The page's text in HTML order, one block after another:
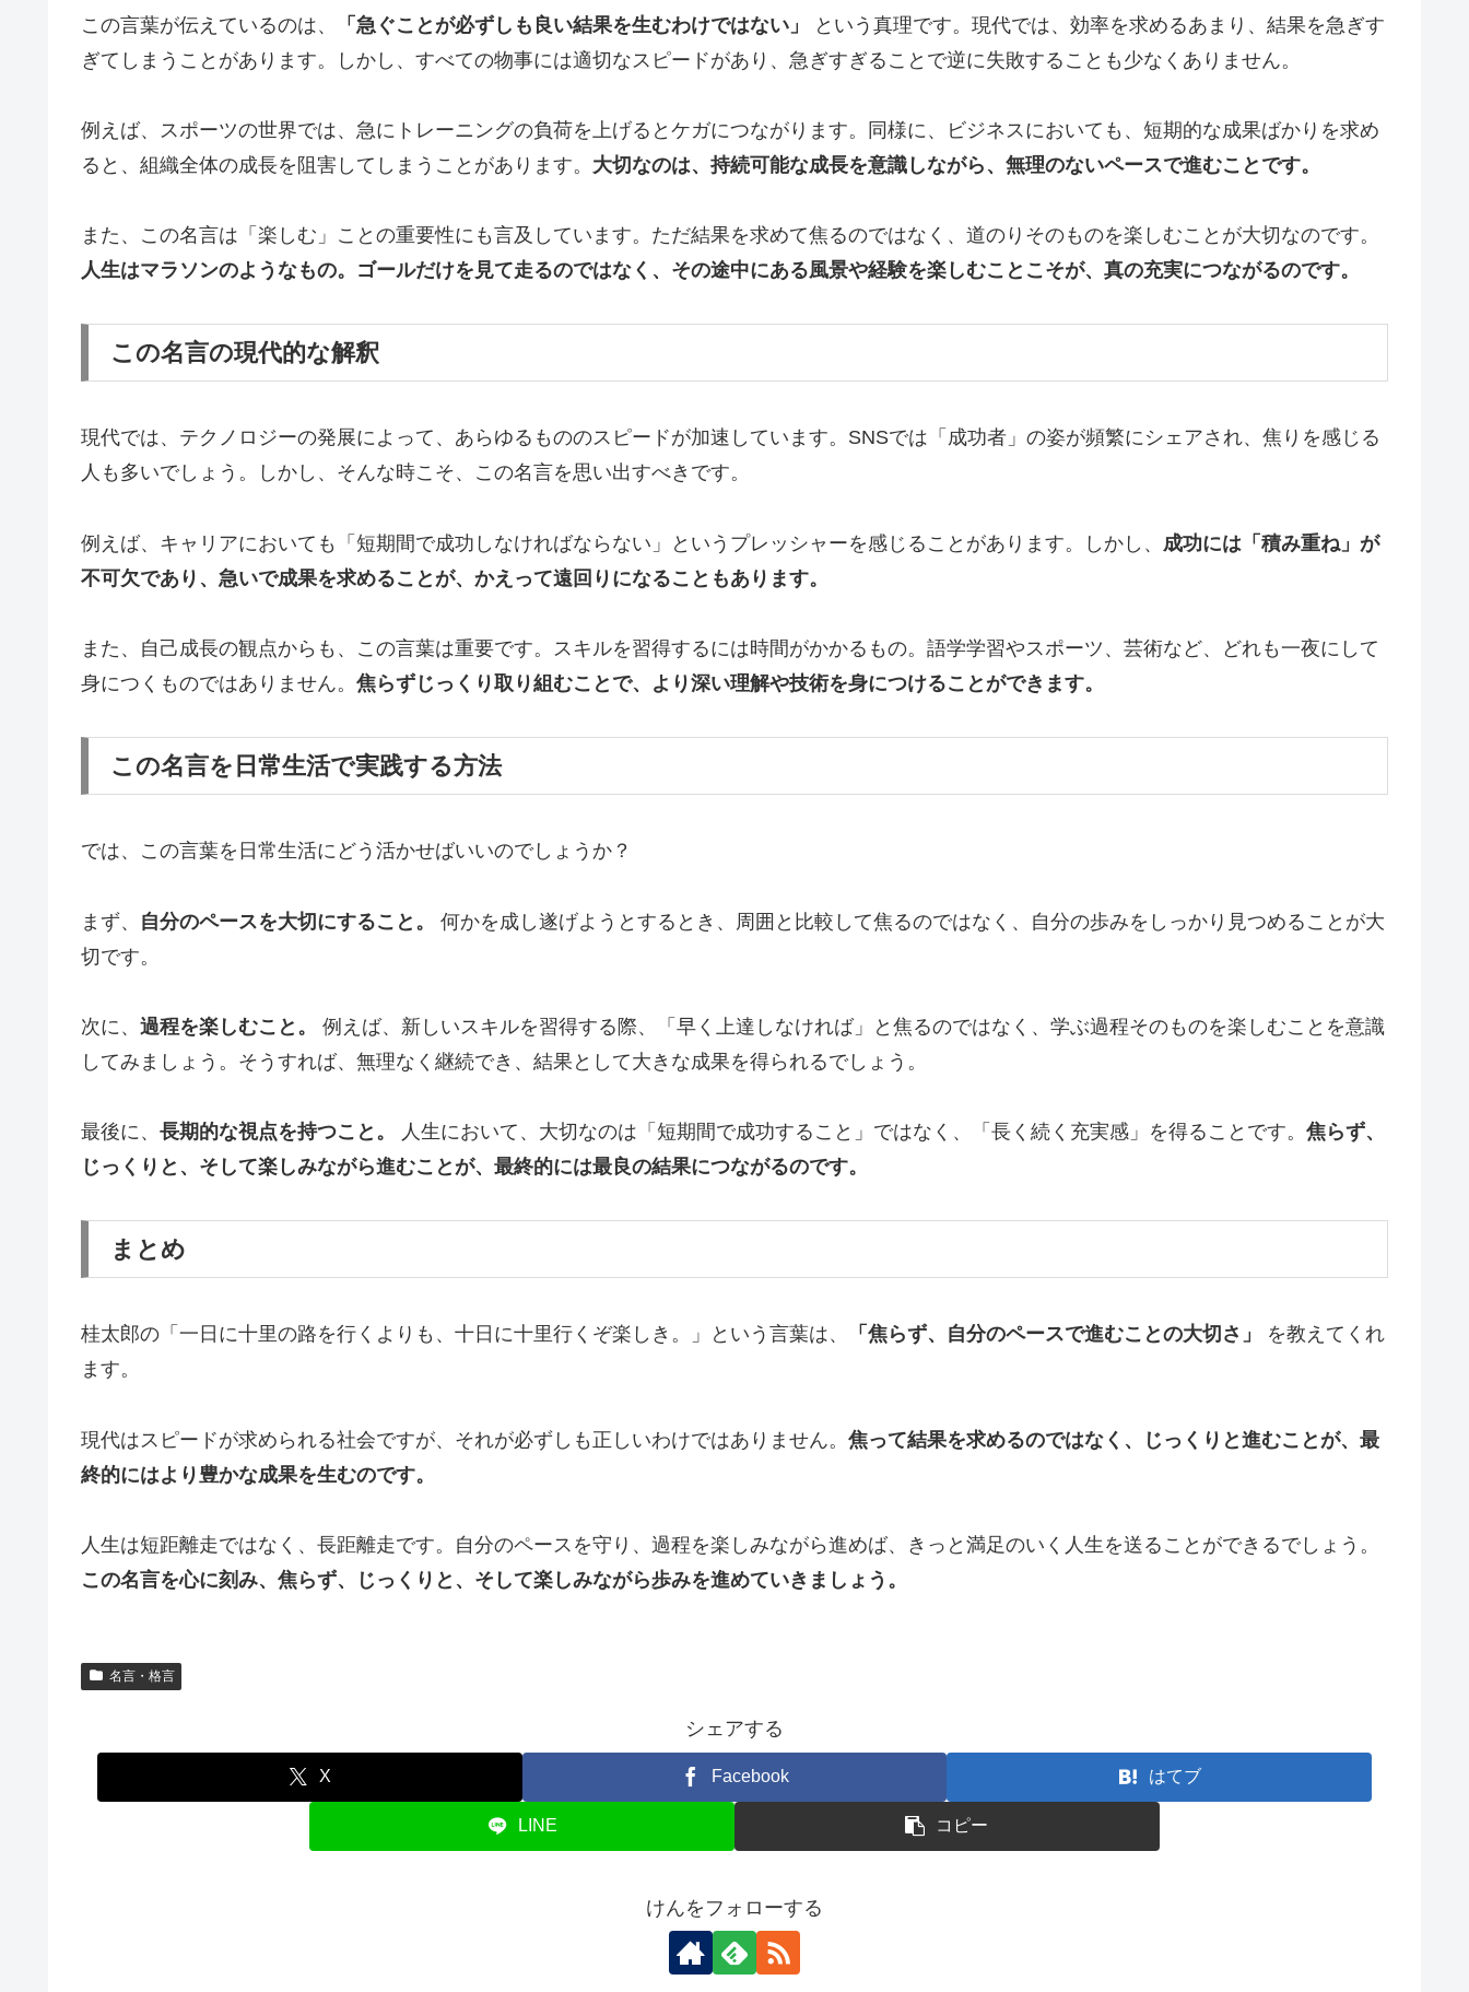
この言葉が伝えているのは、 「急ぐことが必ずしも良い結果を生むわけではない」
という真理です。現代では、効率を求めるあまり、結果を急ぎす
ぎてしまうことがあります。しかし、すべての物事には適切なスピードがあり、急ぎすぎることで逆に失敗することも少なくありません。
例えば、スポーツの世界では、急にトレーニングの負荷を上げるとケガにつながります。同様に、ビジネスにおいても、短期的な成果ばかりを求め
ると、組織全体の成長を阻害してしまうことがあります。 大切なのは、持続可能な成長を意識しながら、無理のないペースで進むことです。
また、この名言は「楽しむ」ことの重要性にも言及しています。ただ結果を求めて焦るのではなく、道のりそのものを楽しむことが大切なのです。
人生はマラソンのようなもの。ゴールだけを見て走るのではなく、その途中にある風景や経験を楽しむことこそが、真の充実につながるのです。
この名言の現代的な解釈
現代では、テクノロジーの発展によって、あらゆるもののスピードが加速しています。SNSでは「成功者」の姿が頻繁にシェアされ、焦りを感じる
人も多いでしょう。しかし、そんな時こそ、この名言を思い出すべきです。
例えば、キャリアにおいても「短期間で成功しなければならない」というプレッシャーを感じることがあります。しかし、 成功には「積み重ね」が
不可欠であり、急いで成果を求めることが、かえって遠回りになることもあります。
また、自己成長の観点からも、この言葉は重要です。スキルを習得するには時間がかかるもの。語学学習やスポーツ、芸術など、どれも一夜にして
身につくものではありません。 焦らずじっくり取り組むことで、より深い理解や技術を身につけることができます。
この名言を日常生活で実践する方法
では、この言葉を日常生活にどう活かせばいいのでしょうか？
まず、 自分のペースを大切にすること。
何かを成し遂げようとするとき、周囲と比較して焦るのではなく、自分の歩みをしっかり見つめることが大
切です。
次に、 過程を楽しむこと。
例えば、新しいスキルを習得する際、「早く上達しなければ」と焦るのではなく、学ぶ過程そのものを楽しむことを意識
してみましょう。そうすれば、無理なく継続でき、結果として大きな成果を得られるでしょう。
最後に、 長期的な視点を持つこと。 人生において、大切なのは「短期間で成功すること」ではなく、「長く続く充実感」を得ることです。 焦らず、
じっくりと、そして楽しみながら進むことが、最終的には最良の結果につながるのです。
まとめ
桂太郎の「一日に十里の路を行くよりも、十日に十里行くぞ楽しき。」という言葉は、 「焦らず、自分のペースで進むことの大切さ」
を教えてくれ
ます。
現代はスピードが求められる社会ですが、それが必ずしも正しいわけではありません。 焦って結果を求めるのではなく、じっくりと進むことが、最
終的にはより豊かな成果を生むのです。
人生は短距離走ではなく、長距離走です。自分のペースを守り、過程を楽しみながら進めば、きっと満足のいく人生を送ることができるでしょう。
この名言を心に刻み、焦らず、じっくりと、そして楽しみながら歩みを進めていきましょう。
名言・格言
シェアする
X Facebook はてブ
LINE コピー
けんをフォローする